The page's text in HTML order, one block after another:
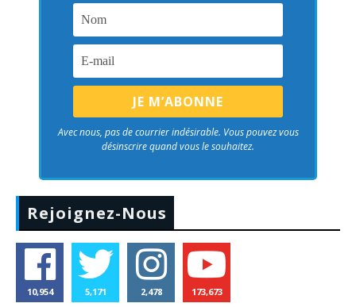
Avec nous, pas de courrier indésirable. Vous pouvez vous
désinscrire quand vous le souhaitez.
Rejoignez-Nous
10,954 5,171 2,478 173,673